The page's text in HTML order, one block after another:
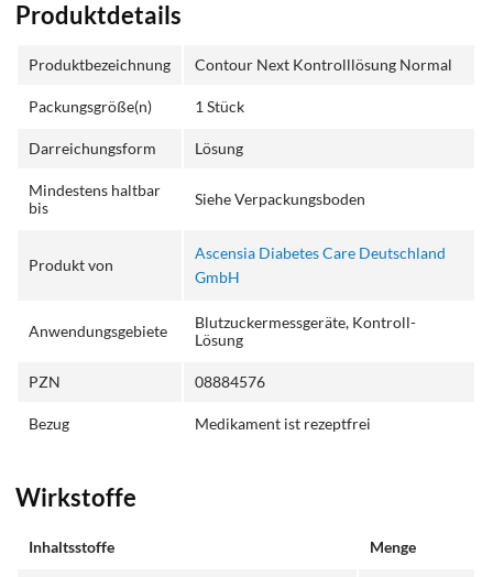
Produktdetails
Produktbezeichnung Contour Next Kontrolllösung Normal
Packungsgröße(n) 1 Stück
Darreichungsform Lösung
Mindestens haltbar
bis
Siehe Verpackungsboden
Produkt von
Ascensia Diabetes Care Deutschland
GmbH
Anwendungsgebiete
Blutzuckermessgeräte, Kontroll-
Lösung
PZN 08884576
Bezug Medikament ist rezeptfrei
Wirkstoffe
Inhaltsstoffe Menge